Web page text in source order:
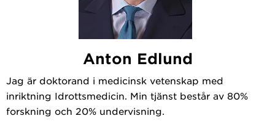
Anton Edlund
Jag är doktorand i medicinsk vetenskap med
inriktning Idrottsmedicin. Min tjänst består av 80%
forskning och 20% undervisning.